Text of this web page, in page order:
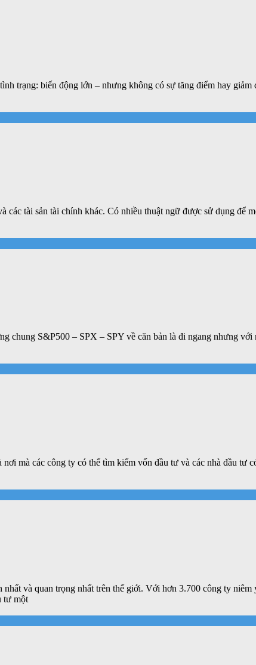
trạng: biến động lớn – nhưng không có sự tăng điểm hay
tài sản tài chính khác. Có nhiều thuật ngữ được sử dụng để
chung S&P500 – SPX – SPY về căn bản là đi ngang nhưng
mà các công ty có thể tìm kiếm vốn đầu tư và các nhà đầu tư
và quan trọng nhất trên thế giới. Với hơn 3.700 công ty
tư một